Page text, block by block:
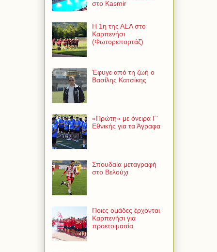
στο Kasmir
Η 1η της ΑΕΛ στο
Καρπενήσι
(Φωτορεπορτάζ)
Έφυγε από τη ζωή ο
Βασίλης Κατσίκης
«Πρώτη» με όνειρα Γ'
Εθνικής για τα Άγραφα
Σπουδαία μεταγραφή
στο Βελούχι
Ποιες ομάδες έρχονται
Καρπενήσι για
προετοιμασία